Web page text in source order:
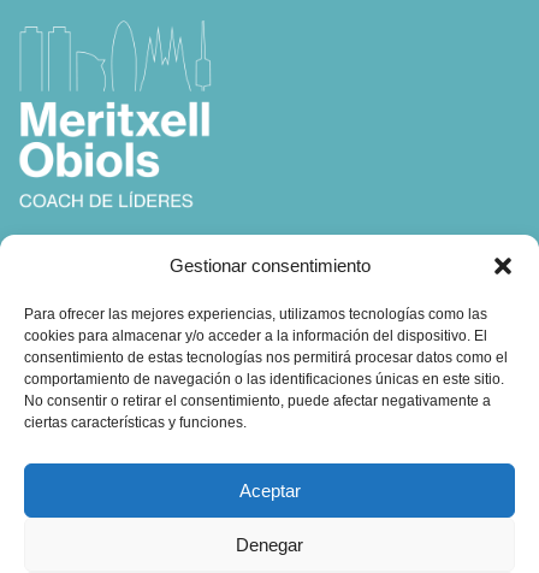
Gestionar consentimiento
Para ofrecer las mejores experiencias, utilizamos tecnologías como las
cookies para almacenar y/o acceder a la información del dispositivo. El
consentimiento de estas tecnologías nos permitirá procesar datos como el
comportamiento de navegación o las identificaciones únicas en este sitio.
No consentir o retirar el consentimiento, puede afectar negativamente a
ciertas características y funciones.
Aceptar
Denegar
Coaching, Inteligencia Emocional y Liderazgo
obiols@coachingbcn.com